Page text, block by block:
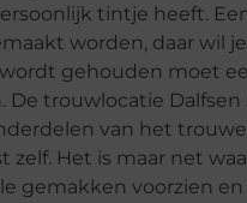
tintje heeft.
worden, daar
gehouden moet
trouwlocatie
van het
Het is maar net
gemakken voorzien